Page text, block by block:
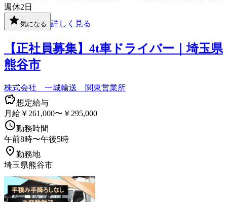
週休2日
気になる 詳しく見る
【正社員募集】4t車ドライバー｜埼玉県
熊谷市
株式会社 一城輸送 関東営業所
想定給与
月給￥261,000〜￥295,000
勤務時間
午前8時〜午後5時
勤務地
埼玉県熊谷市